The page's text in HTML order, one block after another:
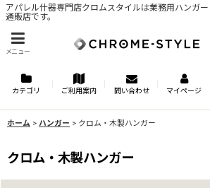
アパレル什器専門店クロムスタイルは業務用ハンガ
通販店です。
メニュー
カテゴリ ご利用案内 問い合わせ マイページ
ホーム > ハンガー > クロム・木製ハンガー
クロム・木製ハンガー